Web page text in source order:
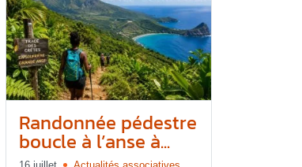
Randonnée pédestre
boucle à l’anse à...